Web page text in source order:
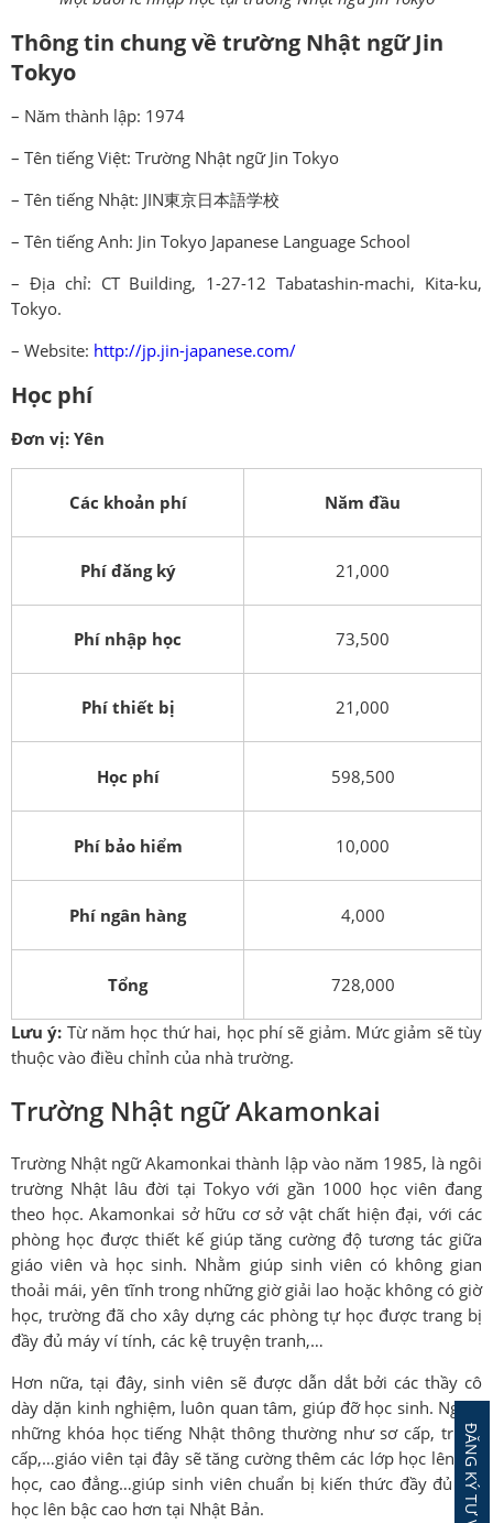
Thông tin chung về trường Nhật ngữ Jin
Tokyo
– Năm thành lập: 1974
– Tên tiếng Việt: Trường Nhật ngữ Jin Tokyo
– Tên tiếng Nhật: JIN東京日本語学校
– Tên tiếng Anh: Jin Tokyo Japanese Language School
– Địa chỉ: CT Building, 1-27-12 Tabatashin-machi, Kita-ku,
Tokyo.
– Website: http://jp.jin-japanese.com/
Học phí
Đơn vị: Yên
Các khoản phí Năm đầu
Phí đăng ký 21,000
Phí nhập học 73,500
Phí thiết bị 21,000
Học phí 598,500
Phí bảo hiểm 10,000
Phí ngân hàng 4,000
Tổng 728,000
Lưu ý: Từ năm học thứ hai, học phí sẽ giảm. Mức giảm sẽ tùy
thuộc vào điều chỉnh của nhà trường.
Trường Nhật ngữ Akamonkai
Trường Nhật ngữ Akamonkai thành lập vào năm 1985, là ngôi
trường Nhật lâu đời tại Tokyo với gần 1000 học viên đang
theo học. Akamonkai sở hữu cơ sở vật chất hiện đại, với các
phòng học được thiết kế giúp tăng cường độ tương tác giữa
giáo viên và học sinh. Nhằm giúp sinh viên có không gian
thoải mái, yên tĩnh trong những giờ giải lao hoặc không có giờ
học, trường đã cho xây dựng các phòng tự học được trang bị
đầy đủ máy ví tính, các kệ truyện tranh,…
Hơn nữa, tại đây, sinh viên sẽ được dẫn dắt bởi các thầy cô
dày dặn kinh nghiệm, luôn quan tâm, giúp đỡ học sinh. Ngoài
những khóa học tiếng Nhật thông thường như sơ cấp, trung
cấp,…giáo viên tại đây sẽ tăng cường thêm các lớp học lên đại
học, cao đẳng…giúp sinh viên chuẩn bị kiến thức đầy đủ khi
học lên bậc cao hơn tại Nhật Bản.